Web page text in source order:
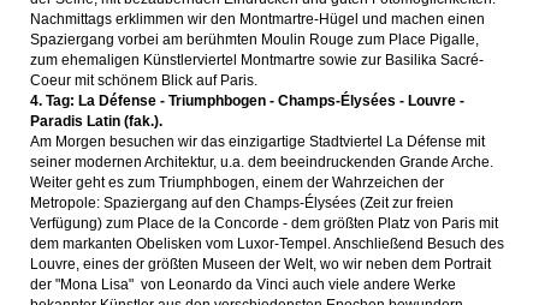
Nachmittags erklimmen wir den Montmartre-Hügel und machen einen
Spaziergang vorbei am berühmten Moulin Rouge zum Place Pigalle,
zum ehemaligen Künstlerviertel Montmartre sowie zur Basilika Sacré-
Coeur mit schönem Blick auf Paris.
4. Tag: La Défense - Triumphbogen - Champs-Élysées - Louvre -
Paradis Latin (fak.).
Am Morgen besuchen wir das einzigartige Stadtviertel La Défense mit
seiner modernen Architektur, u.a. dem beeindruckenden Grande Arche.
Weiter geht es zum Triumphbogen, einem der Wahrzeichen der
Metropole: Spaziergang auf den Champs-Élysées (Zeit zur freien
Verfügung) zum Place de la Concorde - dem größten Platz von Paris mit
dem markanten Obelisken vom Luxor-Tempel. Anschließend Besuch des
Louvre, eines der größten Museen der Welt, wo wir neben dem Portrait
der "Mona Lisa" von Leonardo da Vinci auch viele andere Werke